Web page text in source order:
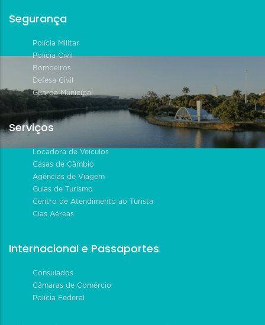
Segurança
Polícia Militar
Polícia Civil
Bombeiros
Defesa Civil
Guarda Municipal
Serviços
Locadora de Veículos
Casas de Câmbio
Agências de Viagem
Guias de Turismo
Centro de Atendimento ao Turista
Cias Aéreas
Internacional e Passaportes
Consulados
Câmaras de Comércio
Polícia Federal